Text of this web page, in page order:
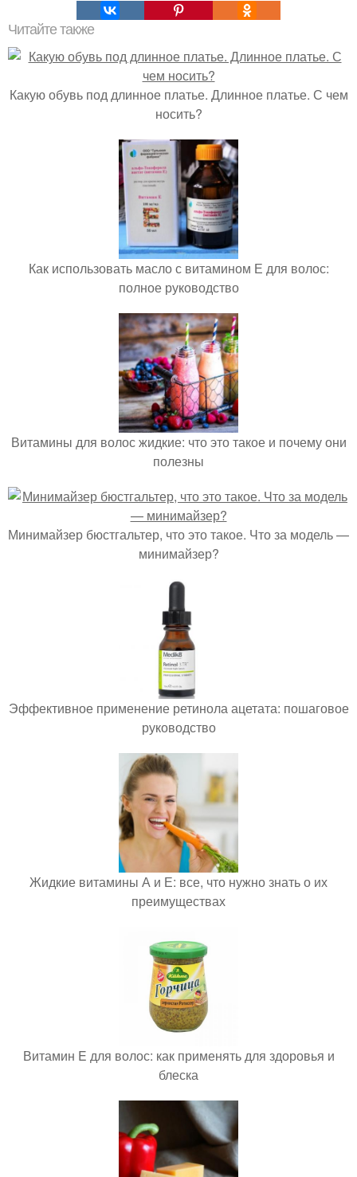
Читайте также
Какую обувь под длинное платье. Длинное платье. С чем
носить?
Как использовать масло с витамином Е для волос:
полное руководство
Витамины для волос жидкие: что это такое и почему они
полезны
Минимайзер бюстгальтер, что это такое. Что за модель —
минимайзер?
Эффективное применение ретинола ацетата: пошаговое
руководство
Жидкие витамины А и Е: все, что нужно знать о их
преимуществах
Витамин E для волос: как применять для здоровья и
блеска